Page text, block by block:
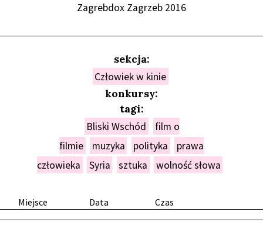
Miejsce Data Czas
Zagrebdox Zagrzeb 2016
sekcja:
Człowiek w kinie
konkursy:
tagi:
Bliski Wschód
film o
filmie
muzyka polityka
prawa
człowieka
Syria sztuka wolność słowa